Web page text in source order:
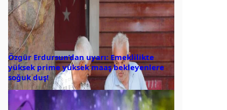
Özgür Erdursun’dan uyarı: Emeklilikte
yüksek prime yüksek maaş bekleyenlere
soğuk duş!